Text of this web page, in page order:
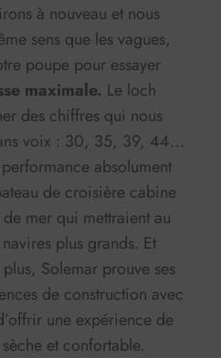
à nouveau et nous
sens que les vagues,
poupe pour essayer
maximale. Le loch
des chiffres qui nous
voix : 30, 35, 39, 44…
absolument
de croisière cabine
mer qui mettraient au
plus grands. Et
Solemar prouve ses
de construction avec
une expérience de
et confortable.